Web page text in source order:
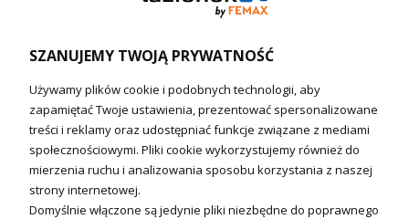
Technika solarna
Fotowoltanika
Sterowniki i regulatory
Nagrzewnice i kurtyny
SZANUJEMY TWOJĄ PRYWATNOŚĆ
Używamy plików cookie i podobnych technologii, aby
zapamiętać Twoje ustawienia, prezentować spersonalizowane
treści i reklamy oraz udostępniać funkcje związane z mediami
społecznościowymi. Pliki cookie wykorzystujemy również do
mierzenia ruchu i analizowania sposobu korzystania z naszej
strony internetowej.
Domyślnie włączone są jedynie pliki niezbędne do poprawnego